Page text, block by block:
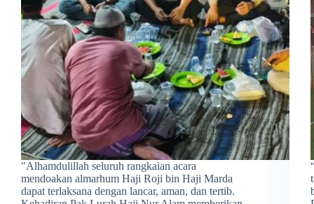
​"Alhamdulillah seluruh rangkaian acara
mendoakan almarhum Haji Roji bin Haji Marda
dapat terlaksana dengan lancar, aman, dan tertib.